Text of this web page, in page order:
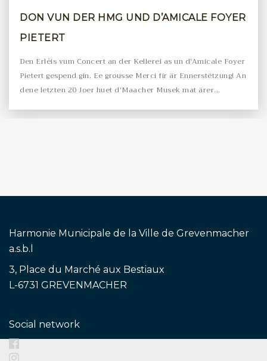
DON VUN DER HMG UND D’AMICALE FOYER
PIETERT
Den Erléis vum Concert an der Kellerei as un d'Amicale Foyer
Pietert gespend gin. Ee grousse Merci fir är Ennerstëtzung! An
dene letzten 20 Joer huet d'Maacher Musek mat ärer...
Harmonie Municipale de la Ville de Grevenmacher
a.s.b.l
3, Place du Marché aux Bestiaux
L-6731 GREVENMACHER
Social network